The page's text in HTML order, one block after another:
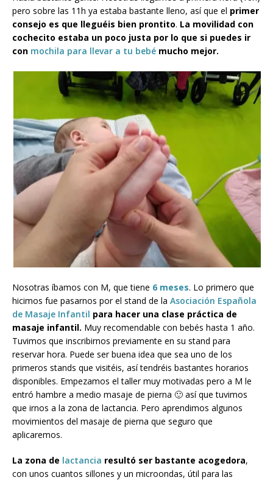
pero sobre las 11h ya estaba bastante lleno, así que el primer
consejo es que lleguéis bien prontito. La movilidad con
cochecito estaba un poco justa por lo que si puedes ir
con mochila para llevar a tu bebé mucho mejor.
Nosotras íbamos con M, que tiene 6 meses. Lo primero que
hicimos fue pasarnos por el stand de la Asociación Española
de Masaje Infantil para hacer una clase práctica de
masaje infantil. Muy recomendable con bebés hasta 1 año.
Tuvimos que inscribirnos previamente en su stand para
reservar hora. Puede ser buena idea que sea uno de los
primeros stands que visitéis, así tendréis bastantes horarios
disponibles. Empezamos el taller muy motivadas pero a M le
entró hambre a medio masaje de pierna 🙂 así que tuvimos
que irnos a la zona de lactancia. Pero aprendimos algunos
movimientos del masaje de pierna que seguro que
aplicaremos.
La zona de lactancia resultó ser bastante acogedora,
con unos cuantos sillones y un microondas, útil para las